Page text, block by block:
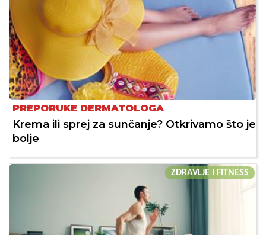
PREPORUKE DERMATOLOGA
Krema ili sprej za sunčanje? Otkrivamo što je
bolje
ZDRAVLJE I FITNESS